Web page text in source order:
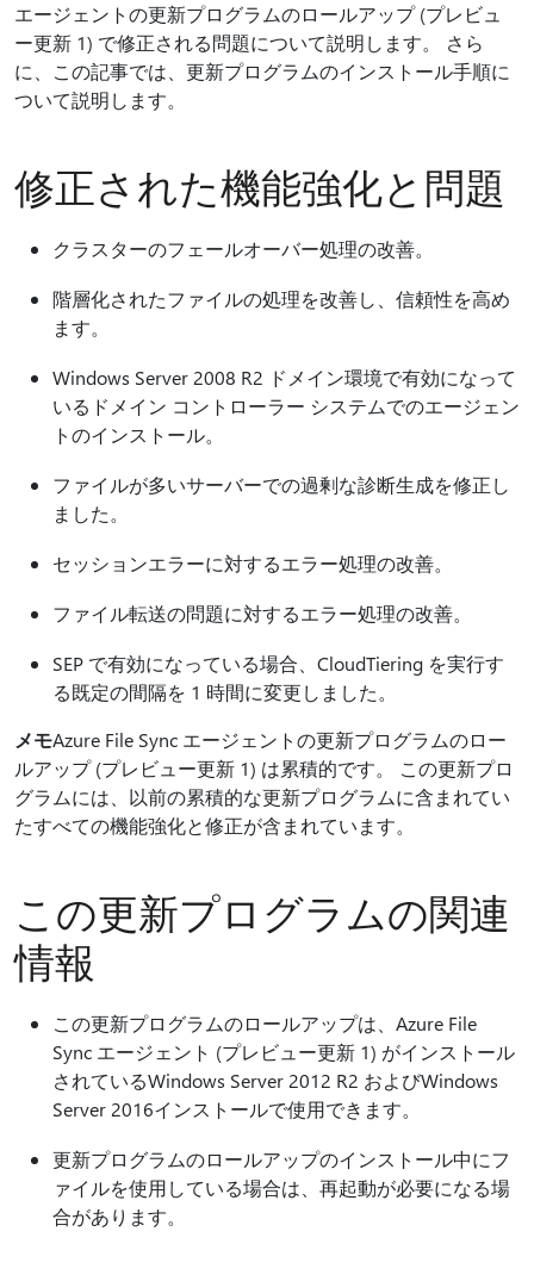
エージェントの更新プログラムのロールアップ (プレビュ
ー更新 1) で修正される問題について説明します。 さら
に、この記事では、更新プログラムのインストール手順に
ついて説明します。
修正された機能強化と問題
クラスターのフェールオーバー処理の改善。
階層化されたファイルの処理を改善し、信頼性を高め
ます。
Windows Server 2008 R2 ドメイン環境で有効になって
いるドメイン コントローラー システムでのエージェン
トのインストール。
ファイルが多いサーバーでの過剰な診断生成を修正し
ました。
セッションエラーに対するエラー処理の改善。
ファイル転送の問題に対するエラー処理の改善。
SEP で有効になっている場合、CloudTiering を実行す
る既定の間隔を 1 時間に変更しました。
メモAzure File Sync エージェントの更新プログラムのロー
ルアップ (プレビュー更新 1) は累積的です。 この更新プロ
グラムには、以前の累積的な更新プログラムに含まれてい
たすべての機能強化と修正が含まれています。
この更新プログラムの関連
情報
この更新プログラムのロールアップは、Azure File
Sync エージェント (プレビュー更新 1) がインストール
されているWindows Server 2012 R2 およびWindows
Server 2016インストールで使用できます。
更新プログラムのロールアップのインストール中にフ
ァイルを使用している場合は、再起動が必要になる場
合があります。